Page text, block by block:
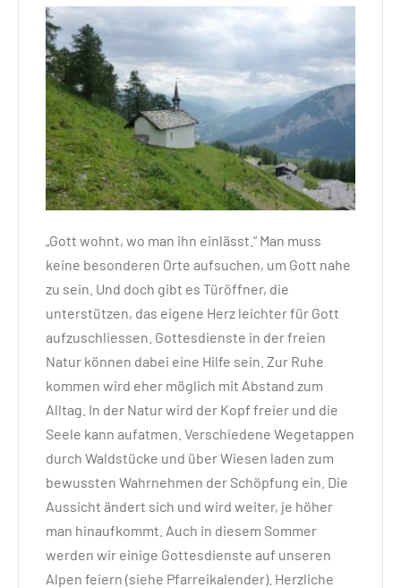
„Gott wohnt, wo man ihn einlässt.“ Man muss
keine besonderen Orte aufsuchen, um Gott nahe
zu sein. Und doch gibt es Türöffner, die
unterstützen, das eigene Herz leichter für Gott
aufzuschliessen. Gottesdienste in der freien
Natur können dabei eine Hilfe sein. Zur Ruhe
kommen wird eher möglich mit Abstand zum
Alltag. In der Natur wird der Kopf freier und die
Seele kann aufatmen. Verschiedene Wegetappen
durch Waldstücke und über Wiesen laden zum
bewussten Wahrnehmen der Schöpfung ein. Die
Aussicht ändert sich und wird weiter, je höher
man hinaufkommt. Auch in diesem Sommer
werden wir einige Gottesdienste auf unseren
Alpen feiern (siehe Pfarreikalender). Herzliche